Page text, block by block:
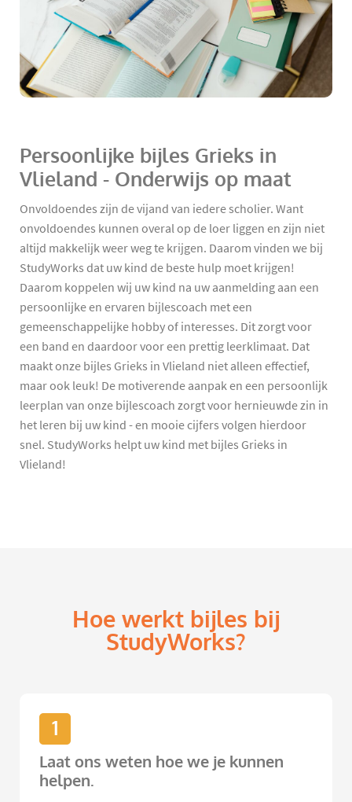
Persoonlijke bijles Grieks in
Vlieland - Onderwijs op maat
Onvoldoendes zijn de vijand van iedere scholier. Want
onvoldoendes kunnen overal op de loer liggen en zijn niet
altijd makkelijk weer weg te krijgen. Daarom vinden we bij
StudyWorks dat uw kind de beste hulp moet krijgen!
Daarom koppelen wij uw kind na uw aanmelding aan een
persoonlijke en ervaren bijlescoach met een
gemeenschappelijke hobby of interesses. Dit zorgt voor
een band en daardoor voor een prettig leerklimaat. Dat
maakt onze bijles Grieks in Vlieland niet alleen effectief,
maar ook leuk! De motiverende aanpak en een persoonlijk
leerplan van onze bijlescoach zorgt voor hernieuwde zin in
het leren bij uw kind - en mooie cijfers volgen hierdoor
snel. StudyWorks helpt uw kind met bijles Grieks in
Vlieland!
Hoe werkt bijles bij
StudyWorks?
1
Laat ons weten hoe we je kunnen
helpen.